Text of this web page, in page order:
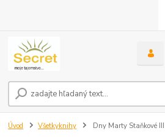
Úvod Všetkyknihy Dny Marty Staňkové III